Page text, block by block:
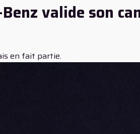
valide son
en fait partie.